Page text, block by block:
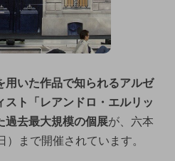
用いた作品で知られるアルゼ
スト「レアンドロ・エルリッ
過去最大規模の個展が、六本
まで開催されています。